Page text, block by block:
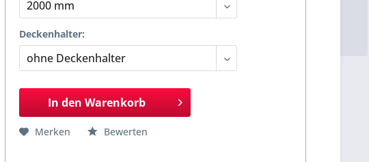
Deckenhalter:
In den Warenkorb
Merken Bewerten